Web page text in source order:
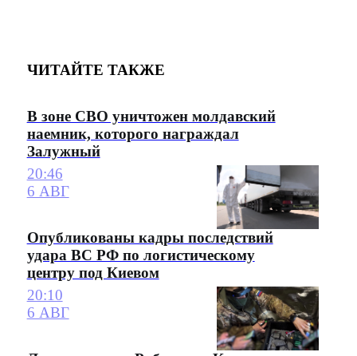
ЧИТАЙТЕ ТАКЖЕ
В зоне СВО уничтожен молдавский
наемник, которого награждал
Залужный
20:46
6 АВГ
Опубликованы кадры последствий
удара ВС РФ по логистическому
центру под Киевом
20:10
6 АВГ